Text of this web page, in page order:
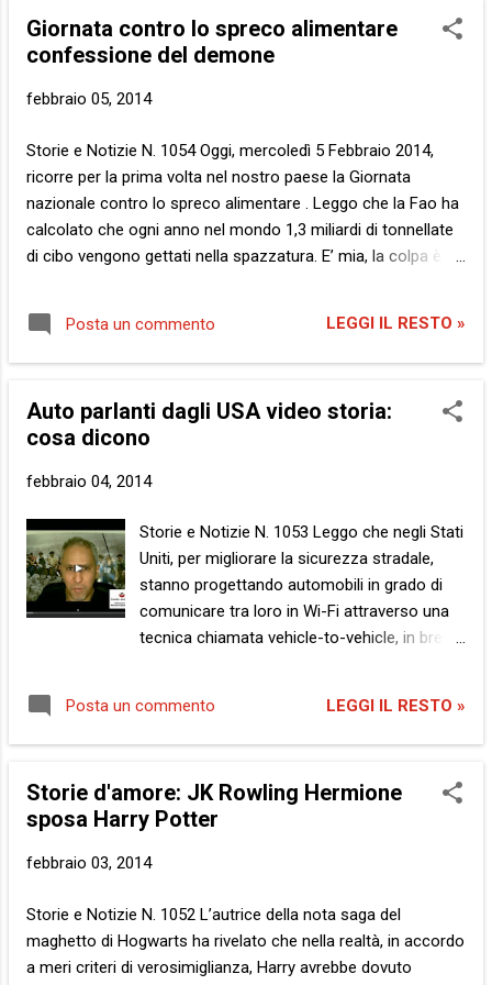
scrittore nostrano, di cui non faccio il nome perché la cosa
non è ancora ufficiale, ha confessato di copiare i propri
nonna. E in una reazione a catena di ingannevoli parole,
popolari autori hanno confessato. Il portinaio e l’idraulico, la
commessa al bar e la signora della frutta, il giovane introver...
Giornata contro lo spreco alimentare
confessione del demone
febbraio 05, 2014
Storie e Notizie N. 1054 Oggi, mercoledì 5 Febbraio 2014,
ricorre per la prima volta nel nostro paese la Giornata
nazionale contro lo spreco alimentare . Leggo che la Fao ha
calcolato che ogni anno nel mondo 1,3 miliardi di tonnellate
di cibo vengono gettati nella spazzatura. E’ mia, la colpa è
demone dello spreco, eh già. Io prendo, agguanto e mi porto
via tutto quel che posso. Leggi quello che l’umano dimentica.
Tra le presunte trascurabilità del vivere. Il bianco che, in
assente, la fessura tra una rima e l’altra, l’intera pagina
intonsa per dar volume a quest’ultimo. Tutto afferro, lo
di frammenti inutilizzabili. Auspicabilmente incomponibili, in
una irreversibile danza dello stracciamento. Le pause, le
giammai inutili pause dell’ameno conversare. Il più appetibile
per quelli ...
Posta un commento LEGGI IL RESTO »
Auto parlanti dagli USA video storia:
cosa dicono
febbraio 04, 2014
Storie e Notizie N. 1053 Leggo che negli Stati
Uniti, per migliorare la sicurezza stradale,
stanno progettando automobili in grado di
comunicare tra loro in Wi-Fi attraverso una
tecnica chiamata vehicle-to-vehicle, in breve
a 300 metri di distanza. Si parla del futuro,
ovviamente. Nondimeno, se le auto
Cosa direbbero di noi? Mattino presto.
Guarda il video Traffico di punta. Tangenziale
agglomerato di metallo e fumo. “Vita breve,
incolonnate. “A cosa ti riferisci?” chiede la
moto che lo precede in un convulso zig zag.
“Al tuo mezzo centauro”, risponde il primo.
Posta un commento LEGGI IL RESTO »
Storie d'amore: JK Rowling Hermione
sposa Harry Potter
febbraio 03, 2014
Storie e Notizie N. 1052 L’autrice della nota saga del
maghetto di Hogwarts ha rivelato che nella realtà, in accordo
a meri criteri di verosimiglianza, Harry avrebbe dovuto